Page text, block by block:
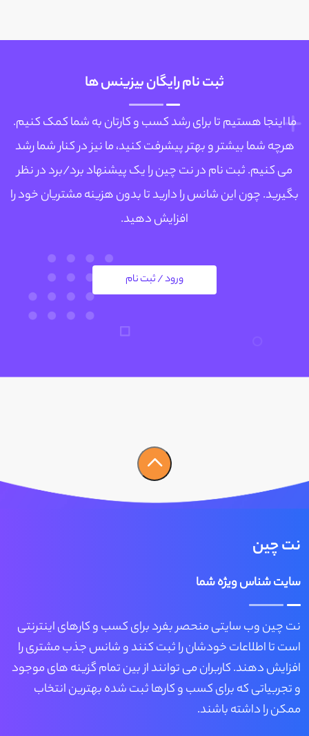
ثبت نام رایگان بیزینس ها
ما اینجا هستیم تا برای رشد کسب و کارتان به شما کمک کنیم.
هرچه شما بیشتر و بهتر پیشرفت کنید، ما نیز در کنار شما رشد
می کنیم. ثبت نام در نت چین را یک پیشنهاد برد/برد در نظر
بگیرید. چون این شانس را دارید تا بدون هزینه مشتریان خود را
افزایش دهید.
ورود / ثبت نام
نت چین
سایت شناس ویژه شما
نت چین وب سایتی منحصر بفرد برای کسب و کارهای اینترنتی
است تا اطلاعات خودشان را ثبت کنند و شانس جذب مشتری را
افزایش دهند. کاربران می توانند از بین تمام گزینه های موجود
و تجربیاتی که برای کسب و کارها ثبت شده بهترین انتخاب
ممکن را داشته باشند.